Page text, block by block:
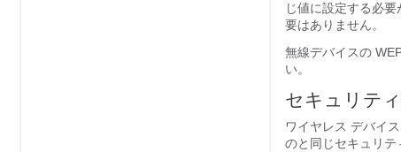
じ値に設定する必
要はありません。
無線デバイスの
い。
セキュリテ
ワイヤレス デバイ
のと同じセキュリテ